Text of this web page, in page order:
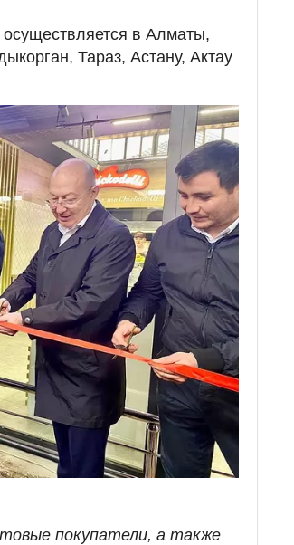
осуществляется в Алматы,
Тараз, Астану, Актау
покупатели, а также